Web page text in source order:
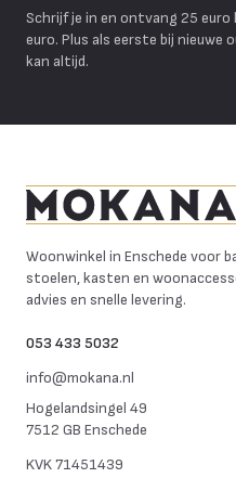
Schrijf je in en ontvang 25
euro. Plus als eerste bij
kan altijd.
Woonwinkel in Enschede voor
stoelen, kasten en
advies en snelle levering.
053 433 5032
info@mokana.nl
Hogelandsingel 49
7512 GB Enschede
KVK71451439